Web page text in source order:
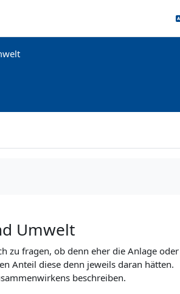
Umwelt
zu fragen, ob denn eher die Anlage
Anteil diese denn jeweils daran hätten.
beschreiben.